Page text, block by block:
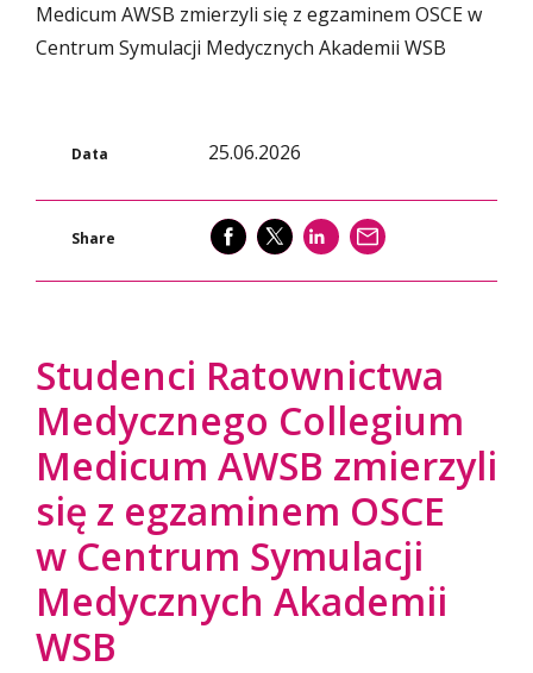
Medicum AWSB zmierzyli się z egzaminem OSCE w
Centrum Symulacji Medycznych Akademii WSB
Data 25.06.2026
Share SHARE SHARE SHARE
Studenci Ratownictwa
Medycznego Collegium
Medicum AWSB zmierzyli
się z egzaminem OSCE
w Centrum Symulacji
Medycznych Akademii
WSB